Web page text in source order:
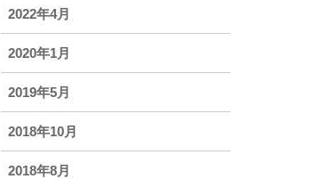
2022年4月
2020年1月
2019年5月
2018年10月
2018年8月